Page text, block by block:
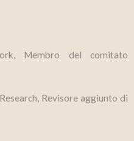
Membro del comitato
Revisore aggiunto di